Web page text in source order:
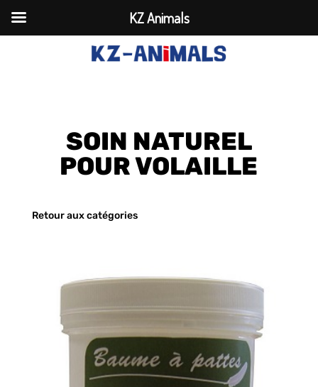
SOIN NATUREL
POUR VOLAILLE
Retour aux catégories
KZ Animals